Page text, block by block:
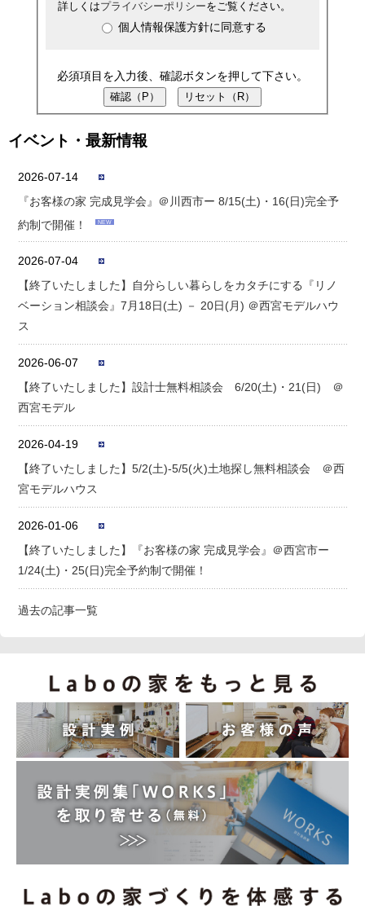
詳しくはプライバシーポリシーをご覧ください。
個人情報保護方針に同意する
必須項目を入力後、確認ボタンを押して下さい。
イベント・最新情報
2026-07-14
『お客様の家 完成見学会』＠川西市ー 8/15(土)・16(日)完全予
約制で開催！
NEW
2026-07-04
【終了いたしました】自分らしい暮らしをカタチにする『リノ
ベーション相談会』7月18日(土) － 20日(月) ＠西宮モデルハウ
ス
2026-06-07
【終了いたしました】設計士無料相談会 6/20(土)・21(日) ＠
西宮モデル
2026-04-19
【終了いたしました】5/2(土)-5/5(火)土地探し無料相談会 ＠西
宮モデルハウス
2026-01-06
【終了いたしました】『お客様の家 完成見学会』＠西宮市ー
1/24(土)・25(日)完全予約制で開催！
過去の記事一覧